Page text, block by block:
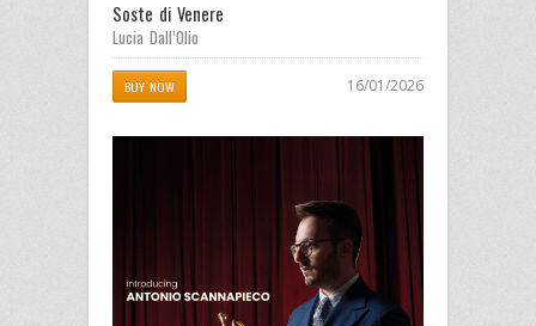
Soste di Venere
Lucia Dall’Olio
BUY NOW 16/01/2026